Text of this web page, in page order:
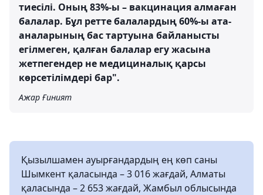
тиесілі. Оның 83%-ы – вакцинация алмаған
балалар. Бұл ретте балалардың 60%-ы ата-
аналарының бас тартуына байланысты
егілмеген, қалған балалар егу жасына
жетпегендер не медициналық қарсы
көрсетілімдері бар".
Ажар Ғиният
Қызылшамен ауырғандардың ең көп саны
Шымкент қаласында – 3 016 жағдай, Алматы
қаласында – 2 653 жағдай, Жамбыл облысында